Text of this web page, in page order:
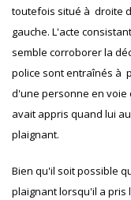
toutefois situé à droite
gauche. L'acte
semble corroborer la
police sont entraînés à
d'une personne en voie
avait appris quand lui
plaignant.
Bien qu'il soit possible
plaignant lorsqu'il a pris